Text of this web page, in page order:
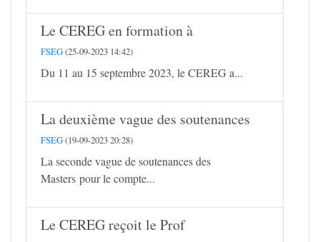
Le CEREG en formation à
FSEG(25-09-2023 14:42)
Du 11 au 15 septembre 2023, le CEREG a...
La deuxième vague des soutenances
FSEG(19-09-2023 20:28)
La seconde vague de soutenances des
Masters pour le compte...
Le CEREG reçoit le Prof